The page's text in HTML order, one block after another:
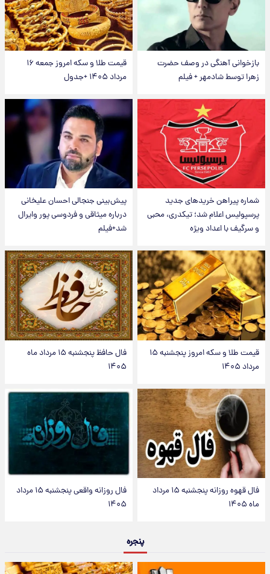
بازخوانی آهنگی در وصف حضرت
زهرا توسط شادمهر + فیلم
قیمت طلا و سکه امروز جمعه ۱۶
مرداد ۱۴۰۵ +جدول
شماره پیراهن خریدهای جدید
پرسپولیس اعلام شد؛ تیکدری، محبی
و سرگیف با اعداد ویژه
پیش‌بینی جنجالی احسان علیخانی
درباره میثاقی و فردوسی پور وایرال
شد+فیلم
قیمت طلا و سکه امروز پنجشنبه ۱۵
مرداد ۱۴۰۵
فال حافظ پنجشنبه ۱۵ مرداد ماه
۱۴۰۵
فال قهوه روزانه پنجشنبه ۱۵ مرداد
ماه ۱۴۰۵
فال روزانه واقعی پنجشنبه ۱۵ مرداد
۱۴۰۵
پنجره